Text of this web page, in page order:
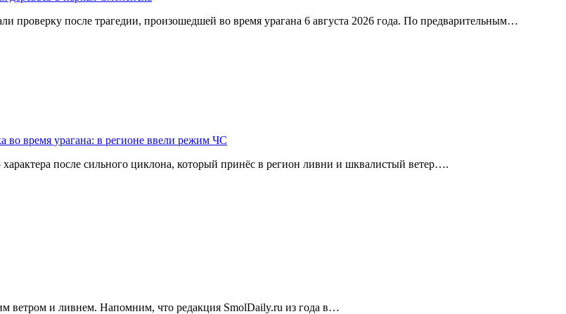
после трагедии, произошедшей во время урагана 6 августа 2026 года. По предварительным…
во время урагана: в регионе ввели режим ЧС
после сильного циклона, который принёс в регион ливни и шквалистый ветер….
ветром и ливнем. Напомним, что редакция SmolDaily.ru из года в…